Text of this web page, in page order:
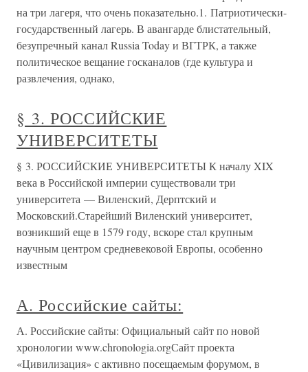
на три лагеря, что очень показательно.1. Патриотически-
государственный лагерь. В авангарде блистательный,
безупречный канал Russia Today и ВГТРК, а также
политическое вещание госканалов (где культура и
развлечения, однако,
§ 3. РОССИЙСКИЕ
УНИВЕРСИТЕТЫ
§ 3. РОССИЙСКИЕ УНИВЕРСИТЕТЫ К началу XIX
века в Российской империи существовали три
университета — Виленский, Дерптский и
Московский.Старейший Виленский университет,
возникший еще в 1579 году, вскоре стал крупным
научным центром средневековой Европы, особенно
известным
А. Российские сайты:
А. Российские сайты: Официальный сайт по новой
хронологии www.chronologia.orgСайт проекта
«Цивилизация» с активно посещаемым форумом, в